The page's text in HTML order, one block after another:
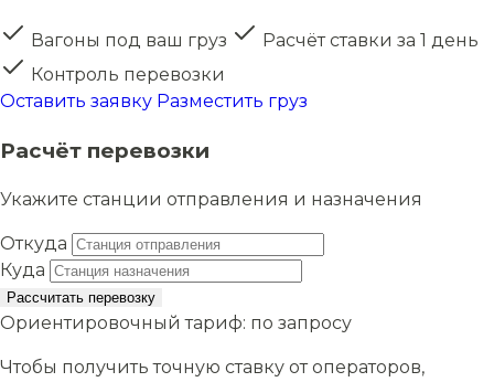
Вагоны под ваш груз
Расчёт ставки за 1 день
Контроль перевозки
Оставить заявку Разместить груз
Расчёт перевозки
Укажите станции отправления и назначения
Откуда
Куда
Рассчитать перевозку
Ориентировочный тариф: по запросу
Чтобы получить точную ставку от операторов,